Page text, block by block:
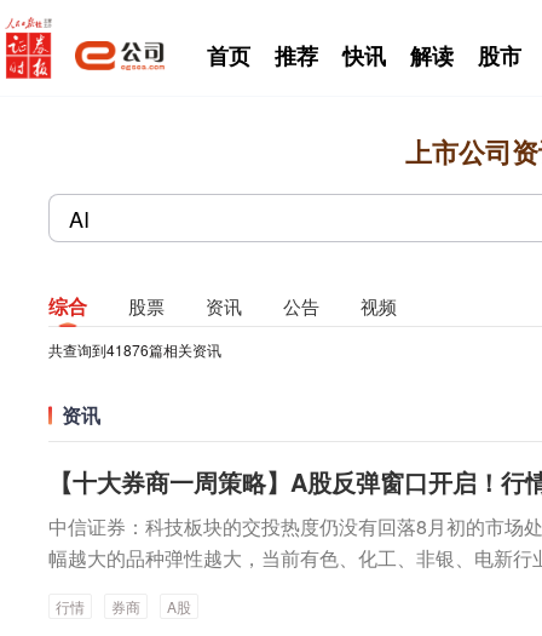
首页 推荐 快讯 解读 股市
上市公司
综合 股票 资讯 公告 视频
共查询到41876篇相关资讯
资讯
【十大券商一周策略】A股反弹窗口开启！行
中信证券：科技板块的交投热度仍没有回落8月初的市场
幅越大的品种弹性越大，当前有色、化工、非银、电新行
进度进行了量化评估：持仓成本视角下，浮亏压力集中
行情 券商 A股